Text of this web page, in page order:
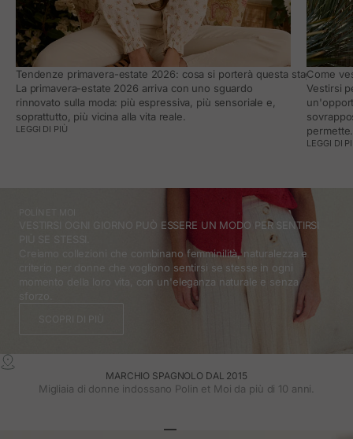
Tendenze primavera-estate 2026: cosa si porterà questa stagione e
La primavera-estate 2026 arriva con uno sguardo
rinnovato sulla moda: più espressiva, più sensoriale e,
soprattutto, più vicina alla vita reale.
LEGGI DI PIÙ
Come
Vestirsi
permette.
LEGGI DI
VESTIRSI OGNI GIORNO PUÒ ESSERE UN MODO PER SENTIRSI
Creiamo collezioni che combinano femminilità, naturalezza e
criterio per donne che vogliono sentirsi se stesse in ogni
momento della loro vita, con un'eleganza naturale e senza
MARCHIO SPAGNOLO DAL 2015
Migliaia di donne indossano Polin et Moi da più di 10 anni.